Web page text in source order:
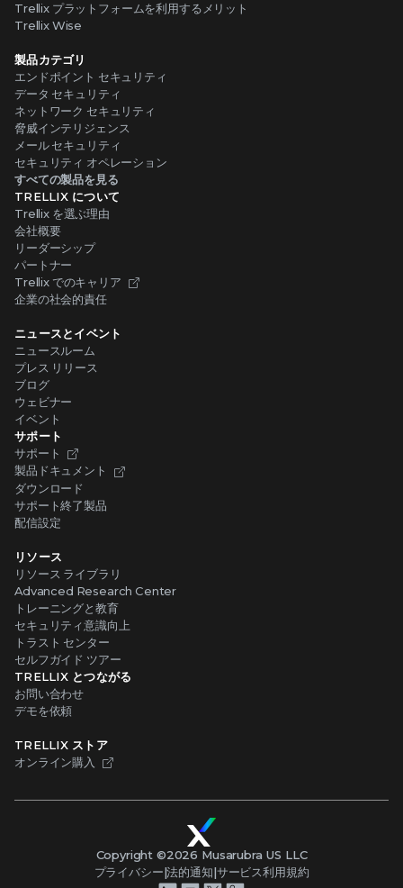
Trellix プラットフォームを利用するメリット
Trellix Wise
製品カテゴリ
エンドポイント セキュリティ
データ セキュリティ
ネットワーク セキュリティ
脅威インテリジェンス
メール セキュリティ
セキュリティ オペレーション
すべての製品を見る
TRELLIX について
Trellix を選ぶ理由
会社概要
リーダーシップ
パートナー
Trellix でのキャリア
企業の社会的責任
ニュースとイベント
ニュースルーム
プレス リリース
ブログ
ウェビナー
イベント
サポート
サポート
製品ドキュメント
ダウンロード
サポート終了製品
配信設定
リソース
リソース ライブラリ
Advanced Research Center
トレーニングと教育
セキュリティ意識向上
トラスト センター
セルフガイド ツアー
TRELLIX とつながる
お問い合わせ
デモを依頼
TRELLIX ストア
オンライン購入
Copyright ©2026 Musarubra US LLC
プライバシー|法的通知|サービス利用規約